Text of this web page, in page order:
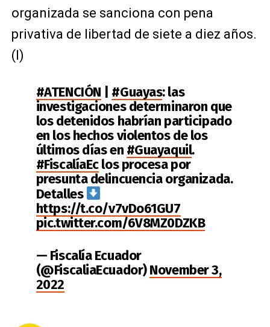
organizada se sanciona con pena
privativa de libertad de siete a diez años.
(I)
#ATENCIÓN #Guayas: las
investigaciones determinaron que
los detenidos habrían participado
en los hechos violentos de los
últimos días en #Guayaquil.
#FiscalíaEclos procesa por
presunta delincuencia organizada.
Detalles
https://t.co/v7vDo61GU7
pic.twitter.com/6V8MZ0DZKB
— Fiscalía Ecuador
(@FiscaliaEcuador)November 3,
2022